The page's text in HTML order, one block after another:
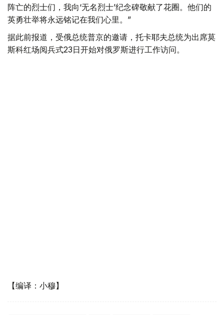
阵亡的烈士们，我向‘无名烈士’纪念碑敬献了花圈。他们的
英勇壮举将永远铭记在我们心里。”
据此前报道，受俄总统普京的邀请，托卡耶夫总统为出席莫
斯科红场阅兵式23日开始对俄罗斯进行工作访问。
【编译：小穆】